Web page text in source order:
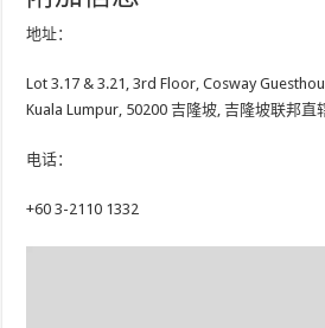
地址：
Lot 3.17 & 3.21, 3rd Floor, Cosway
Kuala Lumpur, 50200 吉隆坡, 吉隆坡联邦直
电话：
+60 3-2110 1332